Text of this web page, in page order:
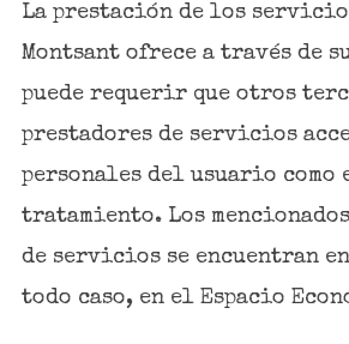
La prestación de los
Montsant ofrece a través de
puede requerir que otros
prestadores de servicios
personales del usuario como
tratamiento. Los
de servicios se encuentran en
todo caso, en el Espacio